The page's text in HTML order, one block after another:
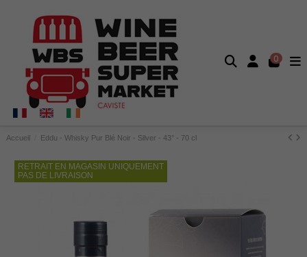
0
Accueil Eddu - Whisky Pur Blé Noir - Silver - 43° - 70 cl
RETRAIT EN MAGASIN UNIQUEMENT
PAS DE LIVRAISON